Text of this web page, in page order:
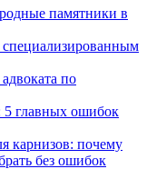
памятники в
по
5 главных ошибок
карнизов: почему
без ошибок